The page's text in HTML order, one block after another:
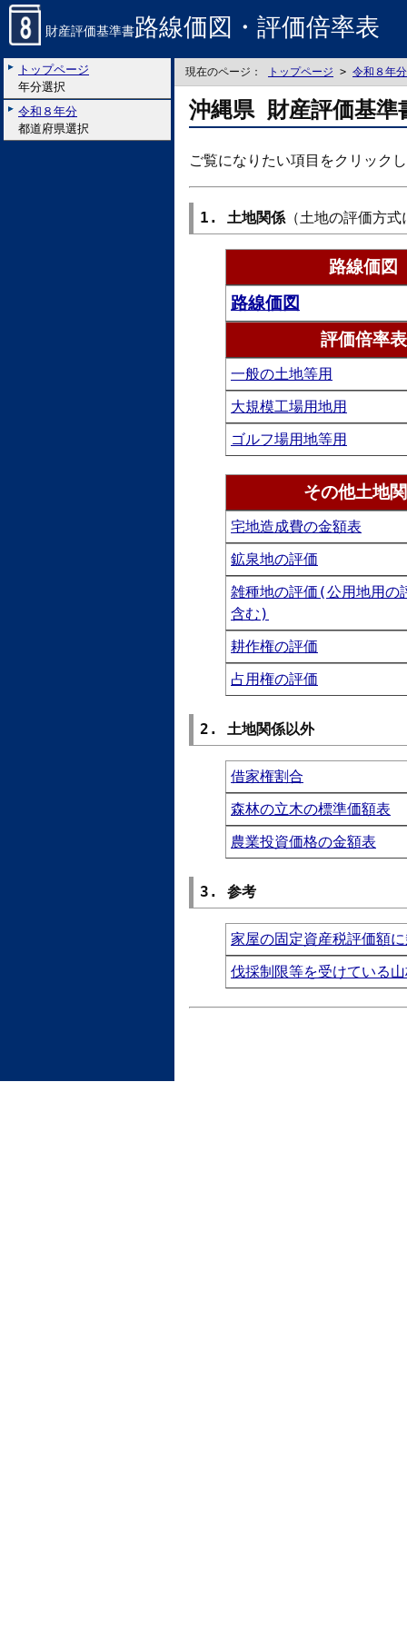
財産評価基準書路線価図・評価倍率表
トップページ
年分選択
令和８年分
都道府県選択
現在のページ： トップページ > 令和８年分
沖縄県 財産評価基準
ご覧になりたい項目をクリック
1. 土地関係 （土地の評価方
路線価図
路線価図
評価倍率表
一般の土地等用
大規模工場用地用
ゴルフ場用地等用
その他土地
宅地造成費の金額表
鉱泉地の評価
雑種地の評価(公用地用の
含む)
耕作権の評価
占用権の評価
2. 土地関係以外
借家権割合
森林の立木の標準価額表
農業投資価格の金額表
3. 参考
家屋の固定資産税評価額
伐採制限等を受けている